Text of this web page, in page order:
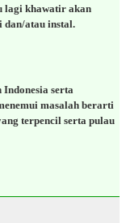
lagi khawatir akan
dan/atau instal.
Indonesia serta
masalah berarti
terpencil serta pulau